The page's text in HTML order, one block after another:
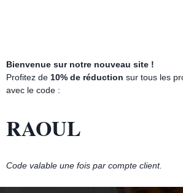
T-Shirt Col V CARRIE & MR.BIG Gris
Bienvenue sur notre nouveau site !
Profitez de 10% de réduction sur tous les
avec le code :
RAOUL
Code valable une fois par compte client.